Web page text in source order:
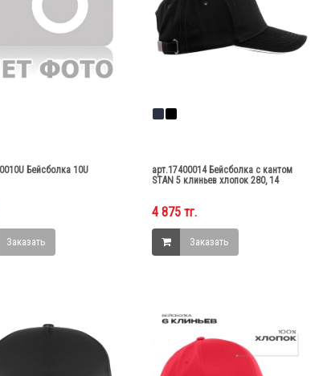
Бейсболка 10U
Заказать
арт.17400014 Бейсболка с кантом
STAN 5 клиньев хлопок 280, 14
4 875 тг.
Заказать